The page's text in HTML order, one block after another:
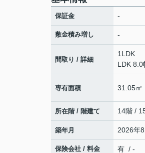
保証金 -
敷金積み増し -
間取り / 詳細
1LDK
LDK 8.0
専有面積 31.05㎡
所在階 / 階建て 14階 /
築年月 2026年
保険会社 / 料金 有 / -